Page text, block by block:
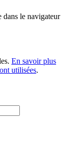
dans le navigateur
En savoir plus
utilisées.